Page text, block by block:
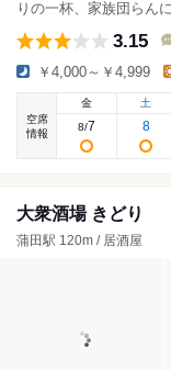
りの一杯、家族団らん
3.15
￥4,000～￥4,999
空席
情報
金
8/7
土
8
大衆酒場 きどり
蒲田駅 120m / 居酒屋